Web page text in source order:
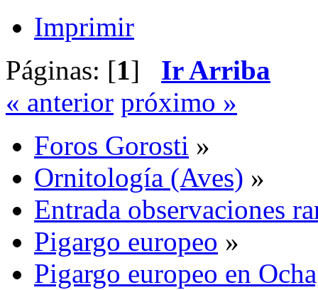
Imprimir
Páginas: [1] Ir Arriba
« anterior próximo »
Foros Gorosti »
Ornitología (Aves) »
Entrada observaciones
Pigargo europeo »
Pigargo europeo en